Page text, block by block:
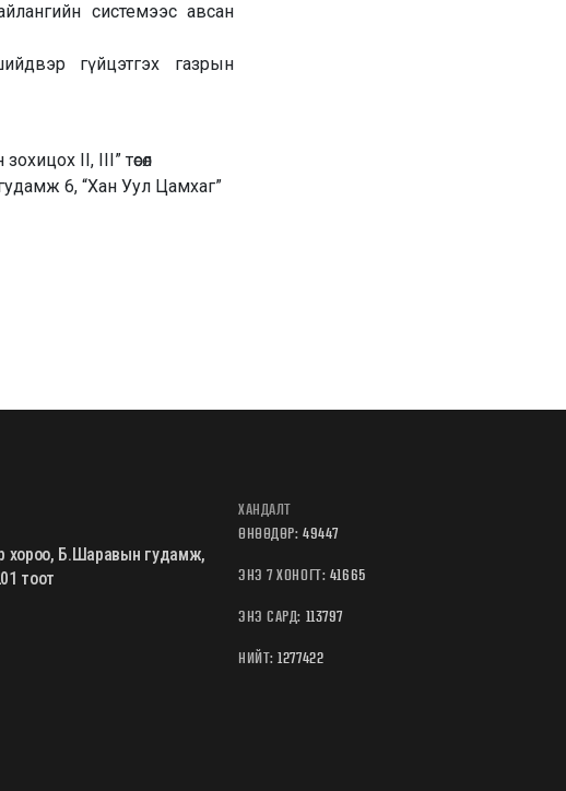
системээс авсан
гүйцэтгэх газрын
II, III” төсөл
6, “Хан Уул Цамхаг”
хороо, Б.Шаравын гудамж,
тоот
ХАНДАЛТ
ӨНӨӨДӨР:49447
ЭНЭ 7 ХОНОГТ: 41665
ЭНЭ САРД: 113797
НИЙТ:1277422